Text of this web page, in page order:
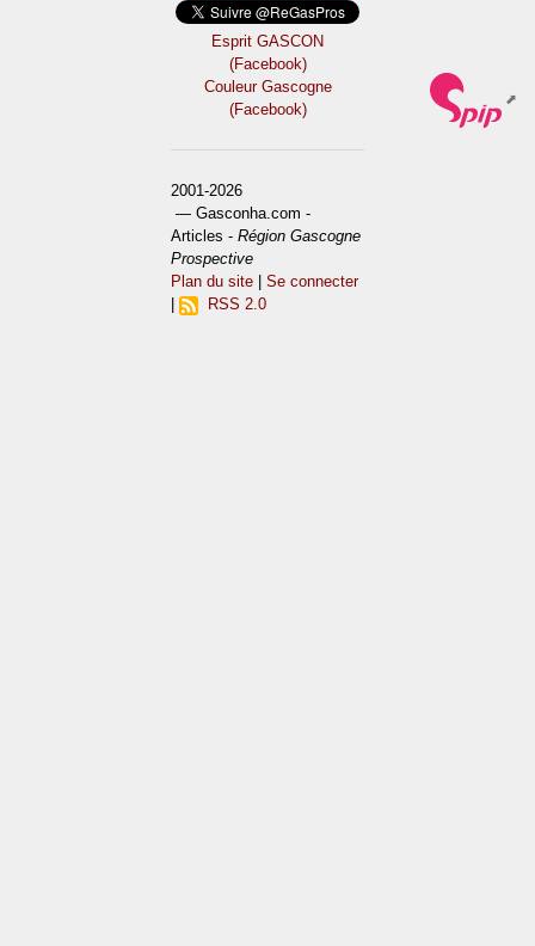
Esprit GASCON
(Facebook)
Couleur Gascogne
(Facebook)
2001-2026
— Gasconha.com -
Articles -Région Gascogne
Prospective
Plan du site |Se connecter
|
RSS 2.0